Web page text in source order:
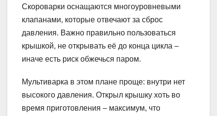
Скороварки оснащаются многоуровневыми
клапанами, которые отвечают за сброс
давления. Важно правильно пользоваться
крышкой, не открывать её до конца цикла –
иначе есть риск обжечься паром.
Мультиварка в этом плане проще: внутри нет
высокого давления. Открыл крышку хоть во
время приготовления – максимум, что